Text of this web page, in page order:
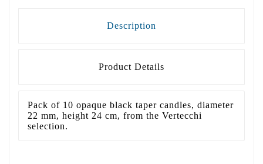
Description
Product Details
Pack of 10 opaque black taper candles, diameter
22 mm, height 24 cm, from the Vertecchi
selection.